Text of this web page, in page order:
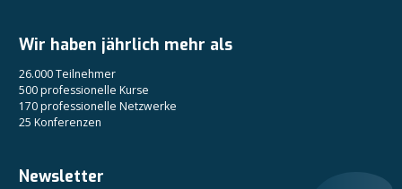
Wir haben jährlich mehr als
26.000 Teilnehmer
500 professionelle Kurse
170 professionelle Netzwerke
25 Konferenzen
Newsletter